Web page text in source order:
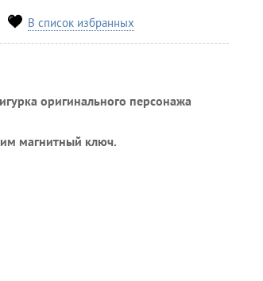
В список избранных
оригинального персонажа
магнитный ключ.